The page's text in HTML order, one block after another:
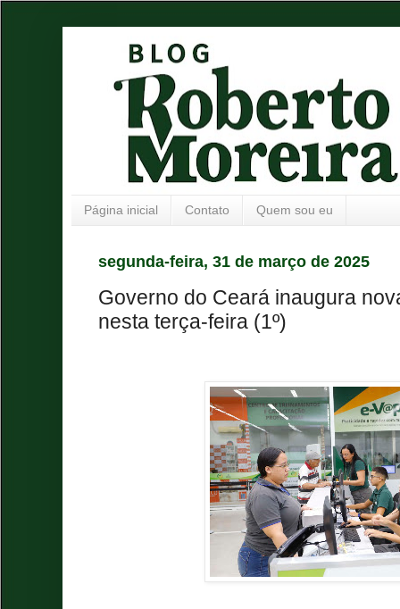
Página inicial Contato Quem sou eu
segunda-feira, 31 de março de 2025
Governo do Ceará inaugura
nesta terça-feira (1º)